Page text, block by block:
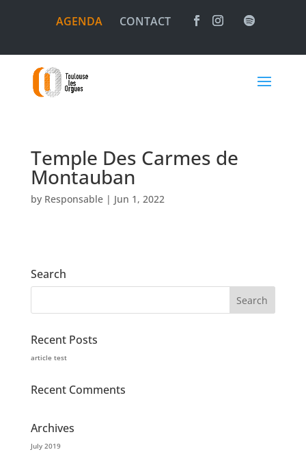
AGENDA CONTACT
Temple Des Carmes de
Montauban
by Responsable| Jun 1, 2022
Search
Recent Posts
article test
Recent Comments
Archives
July 2019